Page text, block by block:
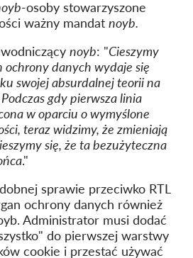
-osoby stowarzyszone
ważny mandat noyb.
noyb: "Cieszymy
ochrony danych wydaje się
swojej absurdalnej teorii na
gdy pierwsza linia
w oparciu o wymyślone
teraz widzimy, że zmieniają
się, że ta bezużyteczna
."
sprawie przeciwko RTL
ochrony danych również
Administrator musi dodać
do pierwszej warstwy
cookie i przestać używać